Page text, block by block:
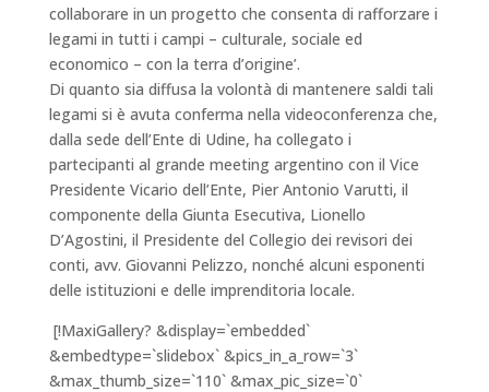
collaborare in un progetto che consenta di rafforzare i
legami in tutti i campi – culturale, sociale ed
economico – con la terra d’origine’.
Di quanto sia diffusa la volontà di mantenere saldi tali
legami si è avuta conferma nella videoconferenza che,
dalla sede dell’Ente di Udine, ha collegato i
partecipanti al grande meeting argentino con il Vice
Presidente Vicario dell’Ente, Pier Antonio Varutti, il
componente della Giunta Esecutiva, Lionello
D’Agostini, il Presidente del Collegio dei revisori dei
conti, avv. Giovanni Pelizzo, nonché alcuni esponenti
delle istituzioni e delle imprenditoria locale.
[!MaxiGallery? &display=`embedded`
&embedtype=`slidebox` &pics_in_a_row=`3`
&max_thumb_size=`110` &max_pic_size=`0`